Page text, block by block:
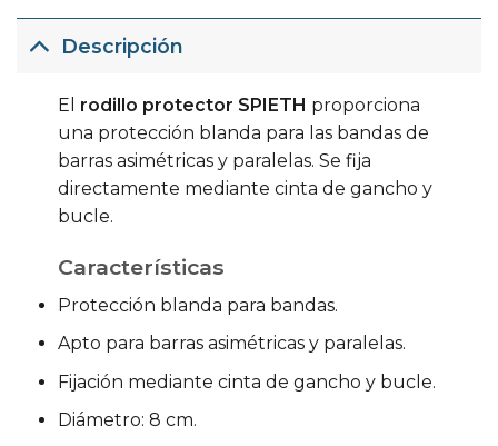
Descripción
El rodillo protector SPIETH proporciona
una protección blanda para las bandas de
barras asimétricas y paralelas. Se fija
directamente mediante cinta de gancho y
bucle.
Características
Protección blanda para bandas.
Apto para barras asimétricas y paralelas.
Fijación mediante cinta de gancho y bucle.
Diámetro: 8 cm.